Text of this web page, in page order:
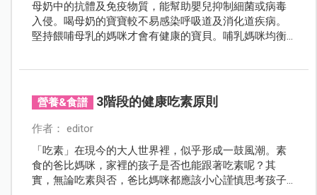
母奶中的抗體及免疫物質，能幫助嬰兒抑制細菌或病毒
入侵。喝母奶的寶寶較不易感染呼吸道及消化道疾病。
堅持餵哺母乳的媽咪才會有健康的寶貝。哺乳媽咪均衡
營養&食譜 3階段的健康吃素原則
作者： editor
「吃素」在現今的大人世界裡，似乎形成一鼓風潮。素
食的爸比媽咪，家裡的孩子是否也能跟著吃素呢？其
實，無論吃素與否，爸比媽咪都應該小心謹慎思考孩子